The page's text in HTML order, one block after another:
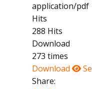
application/pdf
Hits
288 Hits
Download
273 times
Download
Se
Share: